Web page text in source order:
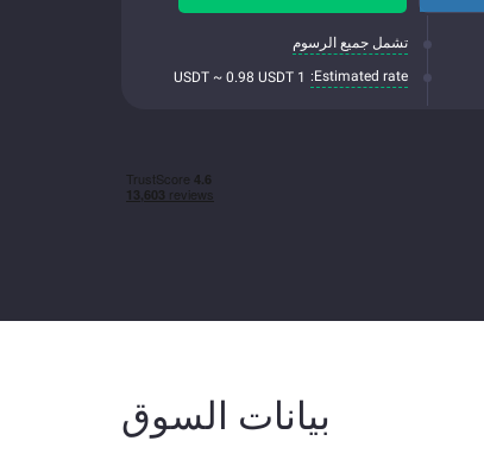
تشمل جميع الرسوم
Estimated rate:
1 USDT ~ 0.98 USDT
بيانات السوق